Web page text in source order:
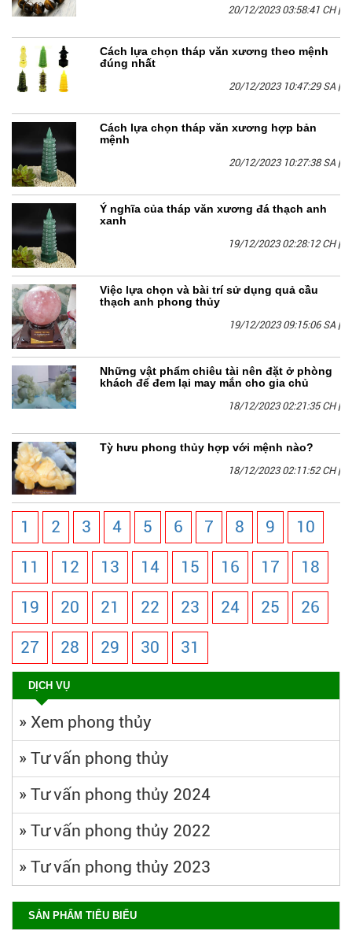
20/12/2023 03:58:41 CH|
Cách lựa chọn tháp văn xương theo mệnh
đúng nhất
20/12/2023 10:47:29 SA |
Cách lựa chọn tháp văn xương hợp bản
mệnh
20/12/2023 10:27:38 SA |
Ý nghĩa của tháp văn xương đá thạch anh
xanh
19/12/2023 02:28:12 CH|
Việc lựa chọn và bài trí sử dụng quả cầu
thạch anh phong thủy
19/12/2023 09:15:06 SA |
Những vật phẩm chiêu tài nên đặt ở phòng
khách để đem lại may mắn cho gia chủ
18/12/2023 02:21:35 CH|
Tỳ hưu phong thủy hợp với mệnh nào?
18/12/2023 02:11:52 CH|
1 2 3 4 5 6 7 8 9 10
11 12 13 14 15 16 17 18
19 20 21 22 23 24 25 26
27 28 29 30 31
DỊCH VỤ
» Xem phong thủy
» Tư vấn phong thủy
» Tư vấn phong thủy 2024
» Tư vấn phong thủy 2022
» Tư vấn phong thủy 2023
SẢN PHẨM TIÊU BIỂU